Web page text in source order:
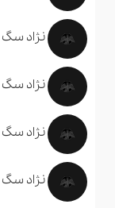
نژاد سگ
نژاد سگ
نژاد سگ
نژاد سگ